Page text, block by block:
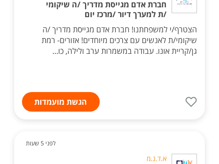
חברת אדם מגייסת מדריך /ה שיקומי
/ת למערך דיור /מרכז יום
הצטרף/י למשפחתנו! חברת אדם מגייסת מדריך /ה
שיקומי/ת לאנשים עם צרכים מיוחדים! אזורים- רמת
גן/קריית אונו. עבודה במשמרות ערב ולילה, כו...
הגשת מועמדות
לפני 5 שעות
א.ד.נ.מ